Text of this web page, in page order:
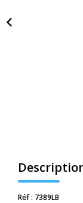
Réf : 7389LB